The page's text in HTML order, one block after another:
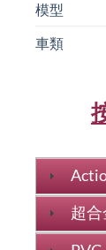
模型
車類
超合